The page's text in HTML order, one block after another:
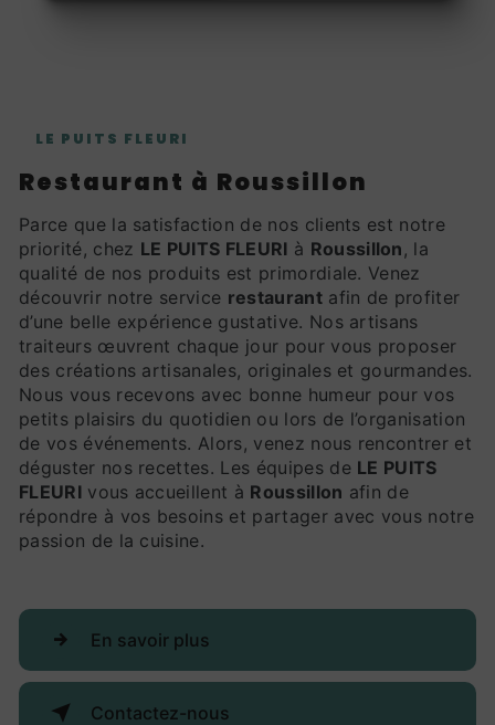
LE PUITS FLEURI
restaurant à Roussillon
Parce que la satisfaction de nos clients est notre
priorité, chez LE PUITS FLEURI à Roussillon , la
qualité de nos produits est primordiale. Venez
découvrir notre service restaurantafin de profiter
d’une belle expérience gustative. Nos artisans
traiteurs œuvrent chaque jour pour vous proposer
des créations artisanales, originales et gourmandes.
Nous vous recevons avec bonne humeur pour vos
petits plaisirs du quotidien ou lors de l’organisation
de vos événements. Alors, venez nous rencontrer et
déguster nos recettes. Les équipes de LE PUITS
FLEURIvous accueillent à Roussillon afin de
répondre à vos besoins et partager avec vous notre
passion de la cuisine.
En savoir plus
Contactez-nous